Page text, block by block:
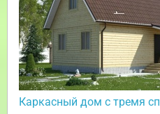
Каркасный дом с тремя